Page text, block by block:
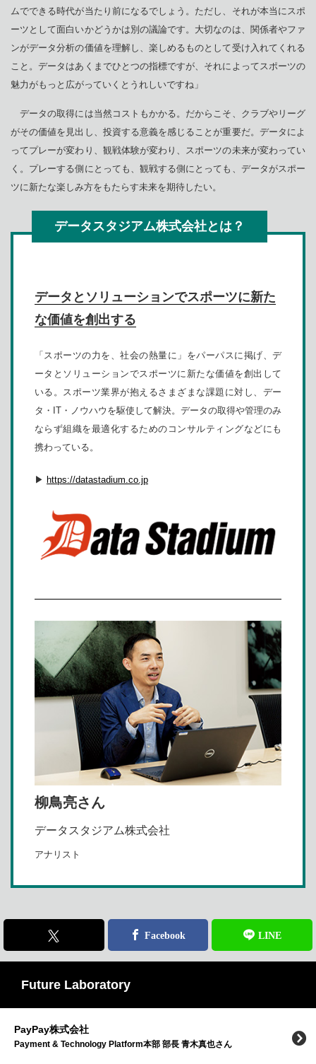
ムでできる時代が当たり前になるでしょう。ただし、それが本当にスポ
ーツとして面白いかどうかは別の議論です。大切なのは、関係者やファ
ンがデータ分析の価値を理解し、楽しめるものとして受け入れてくれる
こと。データはあくまでひとつの指標ですが、それによってスポーツの
魅力がもっと広がっていくとうれしいですね」
データの取得には当然コストもかかる。だからこそ、クラブやリーグ
がその価値を見出し、投資する意義を感じることが重要だ。データによ
ってプレーが変わり、観戦体験が変わり、スポーツの未来が変わってい
く。プレーする側にとっても、観戦する側にとっても、データがスポー
ツに新たな楽しみ方をもたらす未来を期待したい。
‍データスタジアム株式会社とは？
データとソリューションでスポーツに新た
な価値を創出する
「スポーツの力を、社会の熱量に」をパーパスに掲げ、デ
ータとソリューションでスポーツに新たな価値を創出して
いる。スポーツ業界が抱えるさまざまな課題に対し、デー
タ・IT・ノウハウを駆使して解決。データの取得や管理のみ
ならず組織を最適化するためのコンサルティングなどにも
携わっている。
▶ https://datastadium.co.jp
柳鳥亮さん
データスタジアム株式会社
アナリスト
Future Laboratory
PayPay株式会社
Payment & Technology Platform本部 部長 青木真也さん